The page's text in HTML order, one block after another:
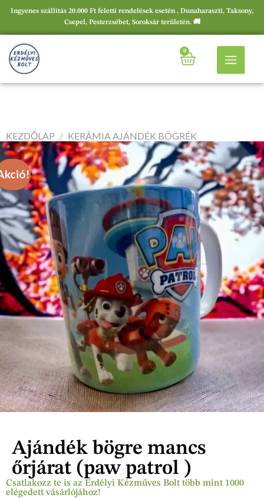
Ingyenes szállítás 20.000 Ft feletti rendelések esetén , Dunaharaszti, Taksony,
Csepel, Pesterzsébet, Soroksár területén. 🚚
0
Csatlakozz te is az Erdélyi Kézműves Bolt több mint 1000
elégedett vásárlójához!
Ajándék bögre mancs
őrjárat (paw patrol )
KEZDŐLAP / KERÁMIA AJÁNDÉK BÖGRÉK